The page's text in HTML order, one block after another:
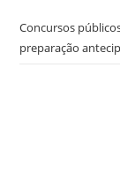
Concursos
preparação